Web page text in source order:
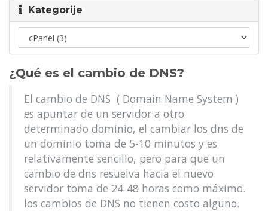
Kategorije
¿Qué es el cambio de DNS?
El cambio de DNS ( Domain Name System )
es apuntar de un servidor a otro
determinado dominio, el cambiar los dns de
un dominio toma de 5-10 minutos y es
relativamente sencillo, pero para que un
cambio de dns resuelva hacia el nuevo
servidor toma de 24-48 horas como máximo.
los cambios de DNS no tienen costo alguno.